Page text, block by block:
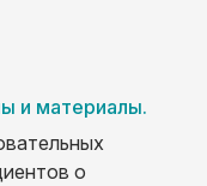
и материалы.
о